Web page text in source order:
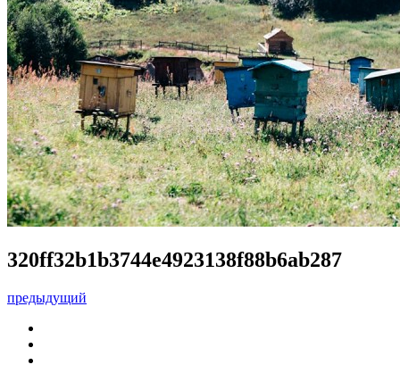
320ff32b1b3744e4923138f88b6ab287
предыдущий